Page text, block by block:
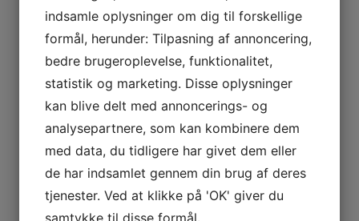
TermaTech stålskorsten Ø 80 mm
Bøjning inkl. spændebånd – 45 gr/Ø
80 mm
1.300,00DKK
Læs mereDette vare har
flere varianter. Mulighederne kan vælges på varesiden
TermaTech stålskorsten Ø 80 mm
Skorstenssektion isoleret Ø 80
indsamle oplysninger om dig til forskellige
formål, herunder: Tilpasning af annoncering,
bedre brugeroplevelse, funktionalitet,
statistik og marketing. Disse oplysninger
kan blive delt med annoncerings- og
analysepartnere, som kan kombinere dem
med data, du tidligere har givet dem eller
de har indsamlet gennem din brug af deres
tjenester. Ved at klikke på 'OK' giver du
samtykke til disse formål.